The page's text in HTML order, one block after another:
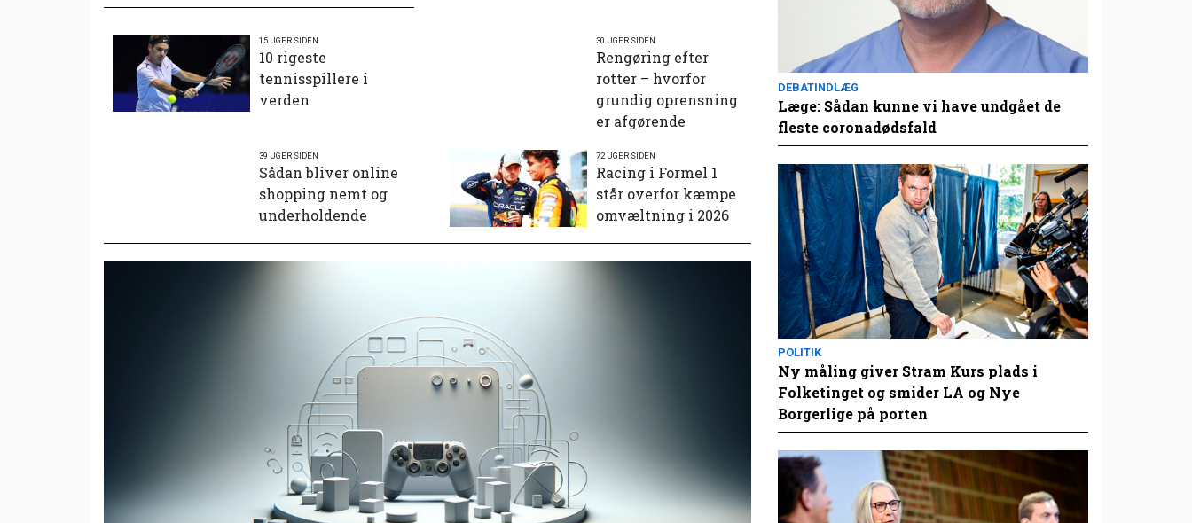
15 UGER SIDEN
10 rigeste
tennisspillere i
verden
30 UGER SIDEN
Rengøring efter
rotter – hvorfor
grundig oprensning
er afgørende
39 UGER SIDEN
Sådan bliver online
shopping nemt og
underholdende
72 UGER SIDEN
Racing i Formel 1
står overfor kæmpe
omvæltning i 2026
DEBATINDLÆG
Læge: Sådan kunne vi have undgået de
fleste coronadødsfald
POLITIK
Ny måling giver Stram Kurs plads i
Folketinget og smider LA og Nye
Borgerlige på porten